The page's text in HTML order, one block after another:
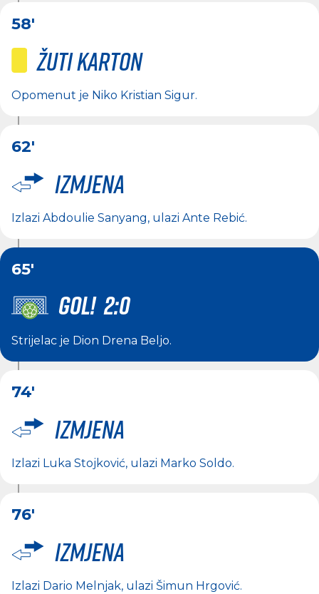
58'
Žuti karton
Opomenut je Niko Kristian Sigur.
62'
Izmjena
Izlazi Abdoulie Sanyang, ulazi Ante Rebić.
65'
GOL! 2:0
Strijelac je Dion Drena Beljo.
74'
Izmjena
Izlazi Luka Stojković, ulazi Marko Soldo.
76'
Izmjena
Izlazi Dario Melnjak, ulazi Šimun Hrgović.